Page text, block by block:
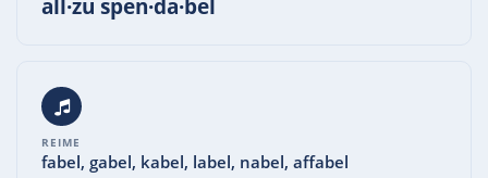
REIME
fabel, gabel, kabel, label, nabel, affabel